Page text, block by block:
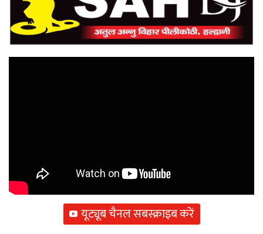
यूट्यूब चैनल सबस्क्राइब करें